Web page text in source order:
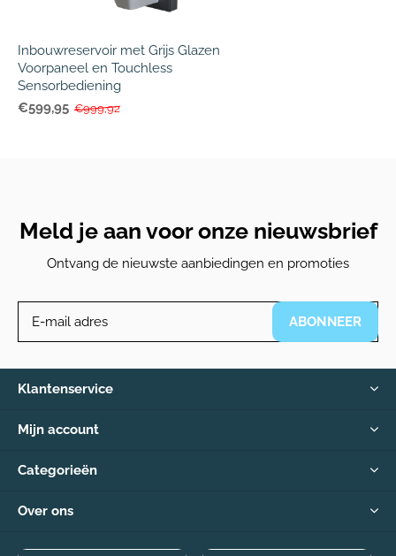
Inbouwreservoir met Grijs Glazen
Voorpaneel en Touchless
Sensorbediening
€599,95 €999,92
Meld je aan voor onze nieuwsbrief
Ontvang de nieuwste aanbiedingen en promoties
ABONNEER
Klantenservice
Mijn account
Categorieën
Over ons